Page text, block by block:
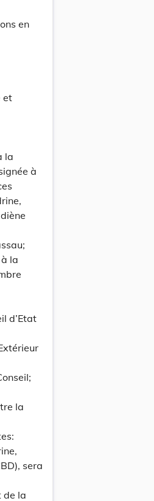
en
et
la
à
la
d’Etat
la
sera
de la